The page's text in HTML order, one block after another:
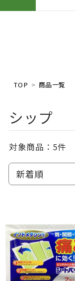
TOP 商品一覧
シップ
対象商品： 5件
新着順